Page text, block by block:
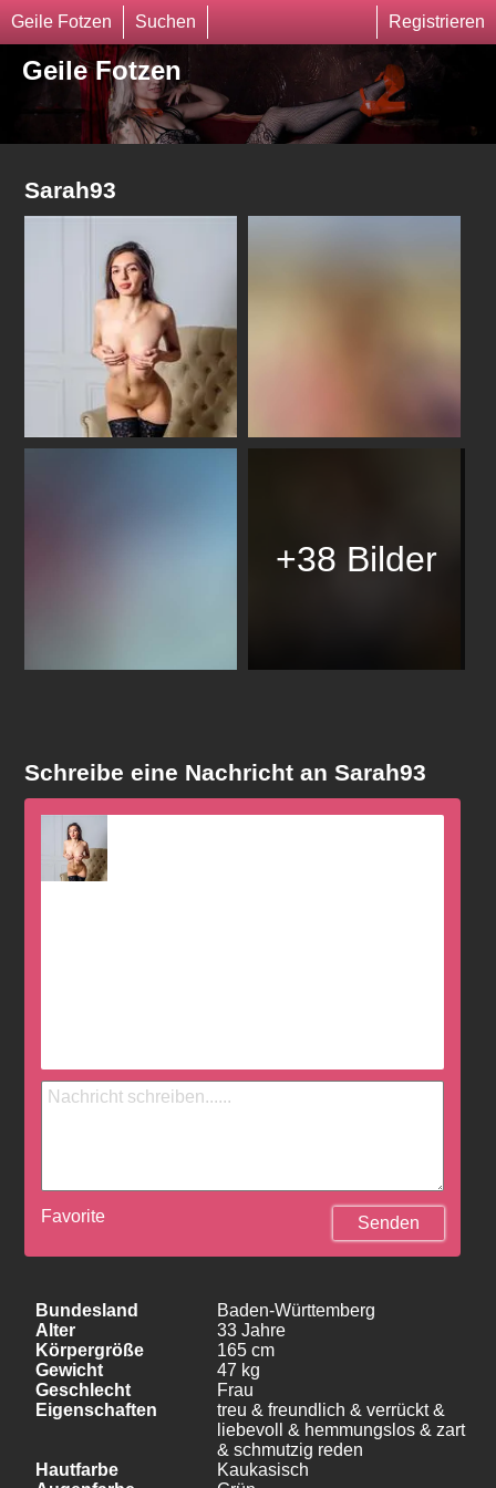
Geile Fotzen Suchen Registrieren
Geile Fotzen
Sarah93
+38 Bilder
Schreibe eine Nachricht an Sarah93
Favorite Senden
Bundesland
Baden-Württemberg
Alter
33 Jahre
Körpergröße
165 cm
Gewicht
47 kg
Geschlecht
Frau
Eigenschaften
treu & freundlich & verrückt &
liebevoll & hemmungslos & zart
& schmutzig reden
Hautfarbe
Kaukasisch